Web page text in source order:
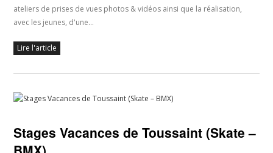
ateliers de prises de vues photos & vidéos ainsi que la réalisation,
avec les jeunes, d'une…
Lire l'article
Stages Vacances de Toussaint (Skate –